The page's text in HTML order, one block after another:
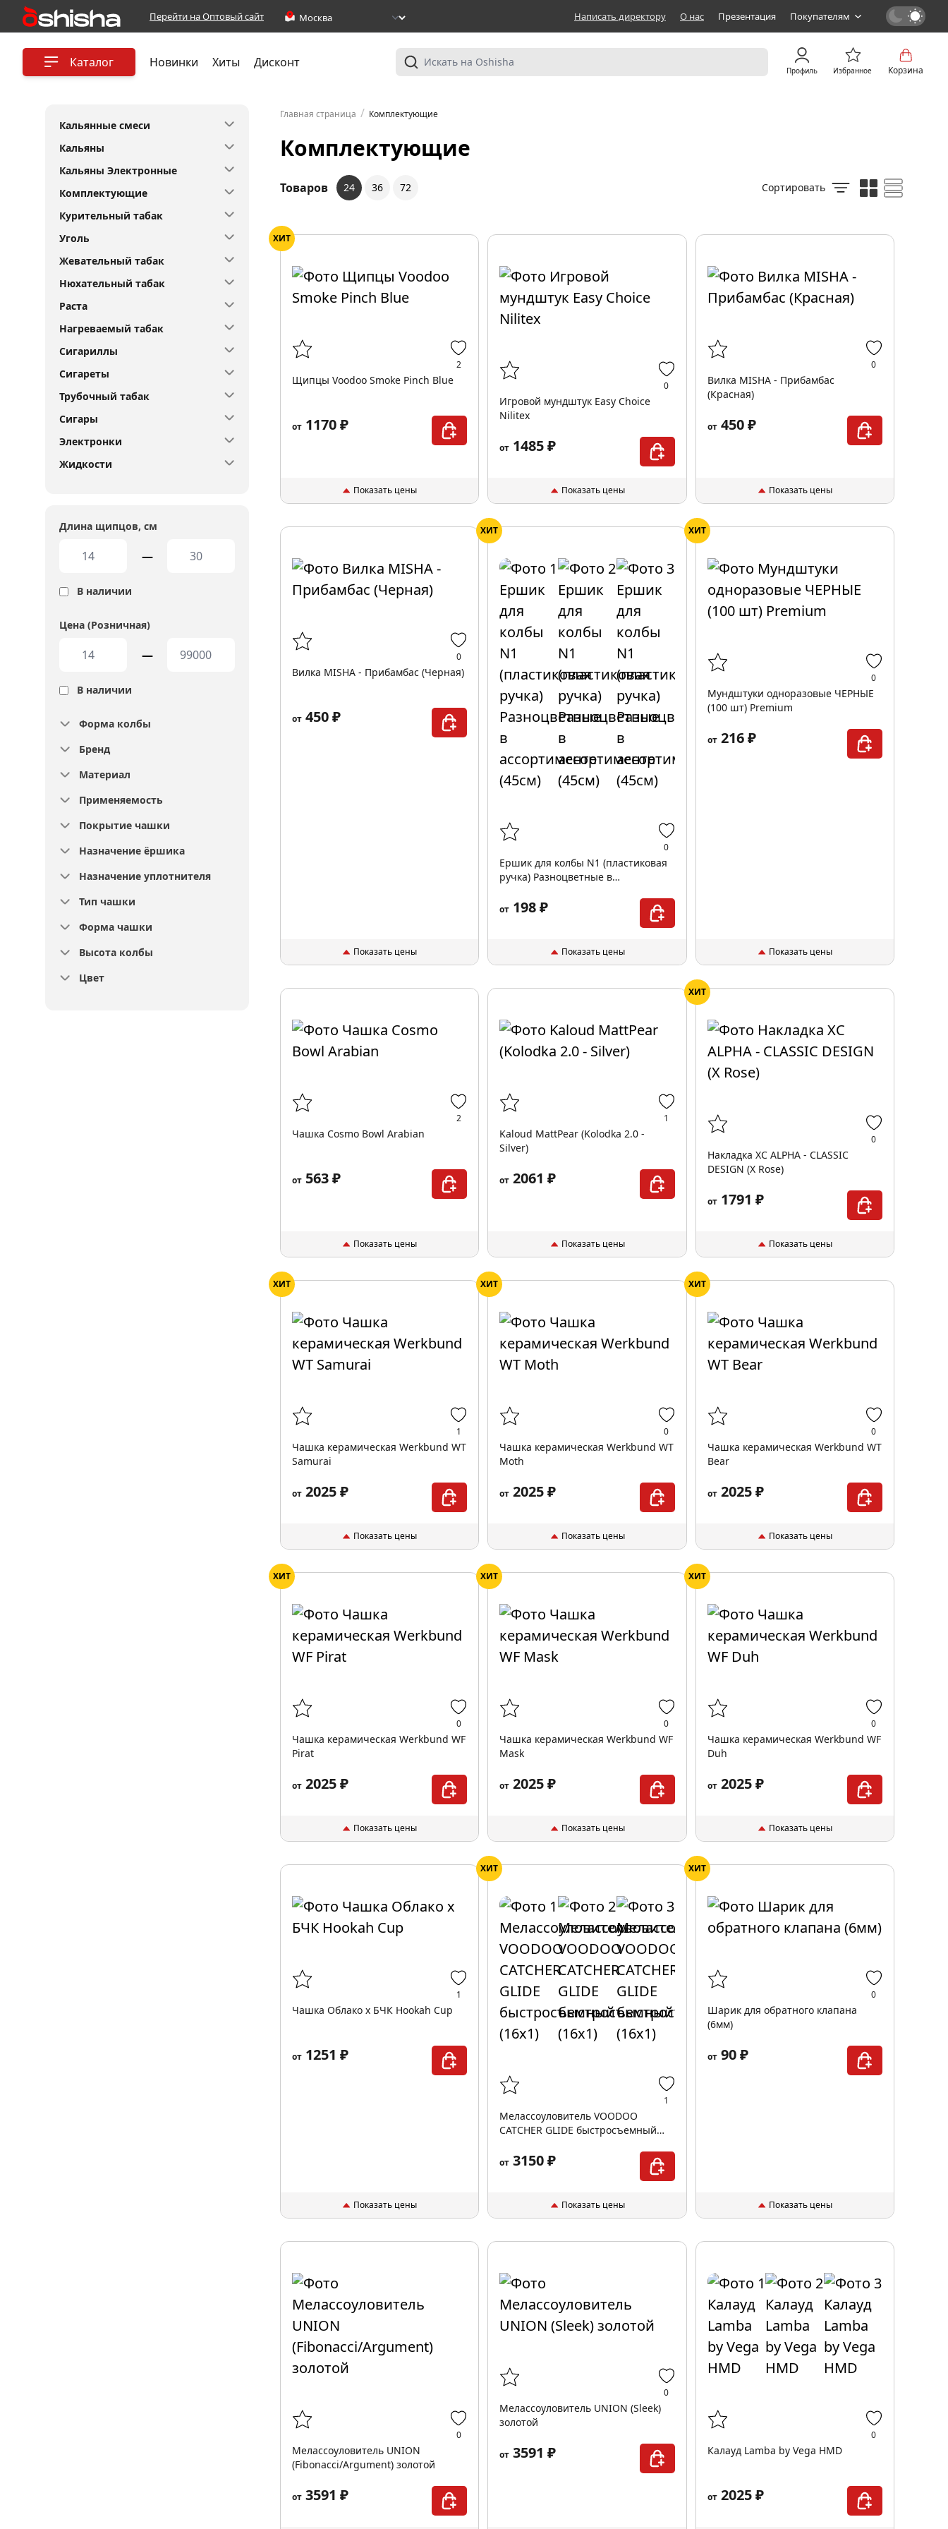
Перейти на Оптовый сайт Написать директору О нас Презентация Покупателям
Каталог Новинки Хиты Дисконт
Профиль Избранное Корзина
Кальянные смеси
Кальяны
Кальяны Электронные
Комплектующие
Курительный табак
Уголь
Жевательный табак
Нюхательный табак
Раста
Нагреваемый табак
Сигариллы
Сигареты
Трубочный табак
Сигары
Электронки
Жидкости
Длина щипцов, см
—
В наличии
Цена (Розничная)
—
В наличии
Форма колбы
Бренд
Материал
Применяемость
Покрытие чашки
Назначение ёршика
Назначение уплотнителя
Тип чашки
Форма чашки
Высота колбы
Цвет
Главная страница / Комплектующие
Комплектующие
Товаров 24 36 72 Сортировать
ХИТ
2
Щипцы Voodoo Smoke Pinch Blue
от 1170 ₽
Показать цены
0
Игровой мундштук Easy Choice
Nilitex
от 1485 ₽
Показать цены
0
Вилка MISHA - Прибамбас
(Красная)
от450 ₽
Показать цены
0
Вилка MISHA - Прибамбас (Черная)
от 450 ₽
Показать цены
ХИТ
0
Ершик для колбы N1 (пластиковая
ручка) Разноцветные в
от 198 ₽
Показать цены
ХИТ
0
Мундштуки одноразовые ЧЕРНЫЕ
(100 шт) Premium
от216 ₽
Показать цены
2
Чашка Cosmo Bowl Arabian
от 563 ₽
Показать цены
1
Kaloud MattPear (Kolodka 2.0 -
Silver)
от 2061 ₽
Показать цены
ХИТ
0
Накладка XC ALPHA - CLASSIC
DESIGN (X Rose)
от1791 ₽
Показать цены
ХИТ
1
Чашка керамическая Werkbund WT
Samurai
от 2025 ₽
Показать цены
ХИТ
0
Чашка керамическая Werkbund WT
Moth
от 2025 ₽
Показать цены
ХИТ
0
Чашка керамическая Werkbund WT
Bear
от2025 ₽
Показать цены
ХИТ
0
Чашка керамическая Werkbund WF
Pirat
от 2025 ₽
Показать цены
ХИТ
0
Чашка керамическая Werkbund WF
Mask
от 2025 ₽
Показать цены
ХИТ
0
Чашка керамическая Werkbund WF
Duh
от2025 ₽
Показать цены
1
Чашка Облако х БЧК Hookah Cup
от 1251 ₽
Показать цены
ХИТ
1
Меласcоуловитель VOODOO
CATCHER GLIDE быстросъемный
от 3150 ₽
Показать цены
ХИТ
0
Шарик для обратного клапана
(6мм)
от90 ₽
Показать цены
0
Мелассоуловитель UNION
(Fibonacci/Argument) золотой
от 3591 ₽
0
Мелассоуловитель UNION (Sleek)
золотой
от 3591 ₽
0
Калауд Lamba by Vega HMD
от2025 ₽